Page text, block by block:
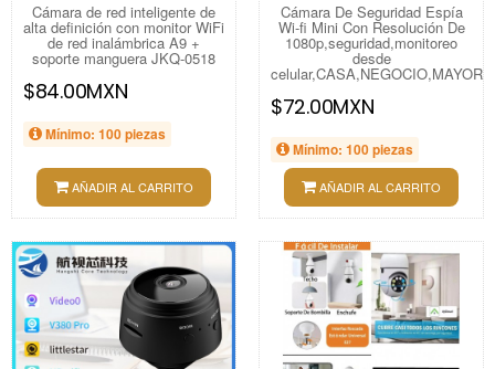
Cámara de red inteligente de
alta definición con monitor WiFi
de red inalámbrica A9 +
soporte manguera JKQ-0518
$84.00MXN
Mínimo: 100 piezas
AÑADIR AL CARRITO
Cámara De Seguridad Espía
Wi-fi Mini Con Resolución De
1080p,seguridad,monitoreo
desde
$72.00MXN
Mínimo: 100 piezas
AÑADIR AL CARRITO